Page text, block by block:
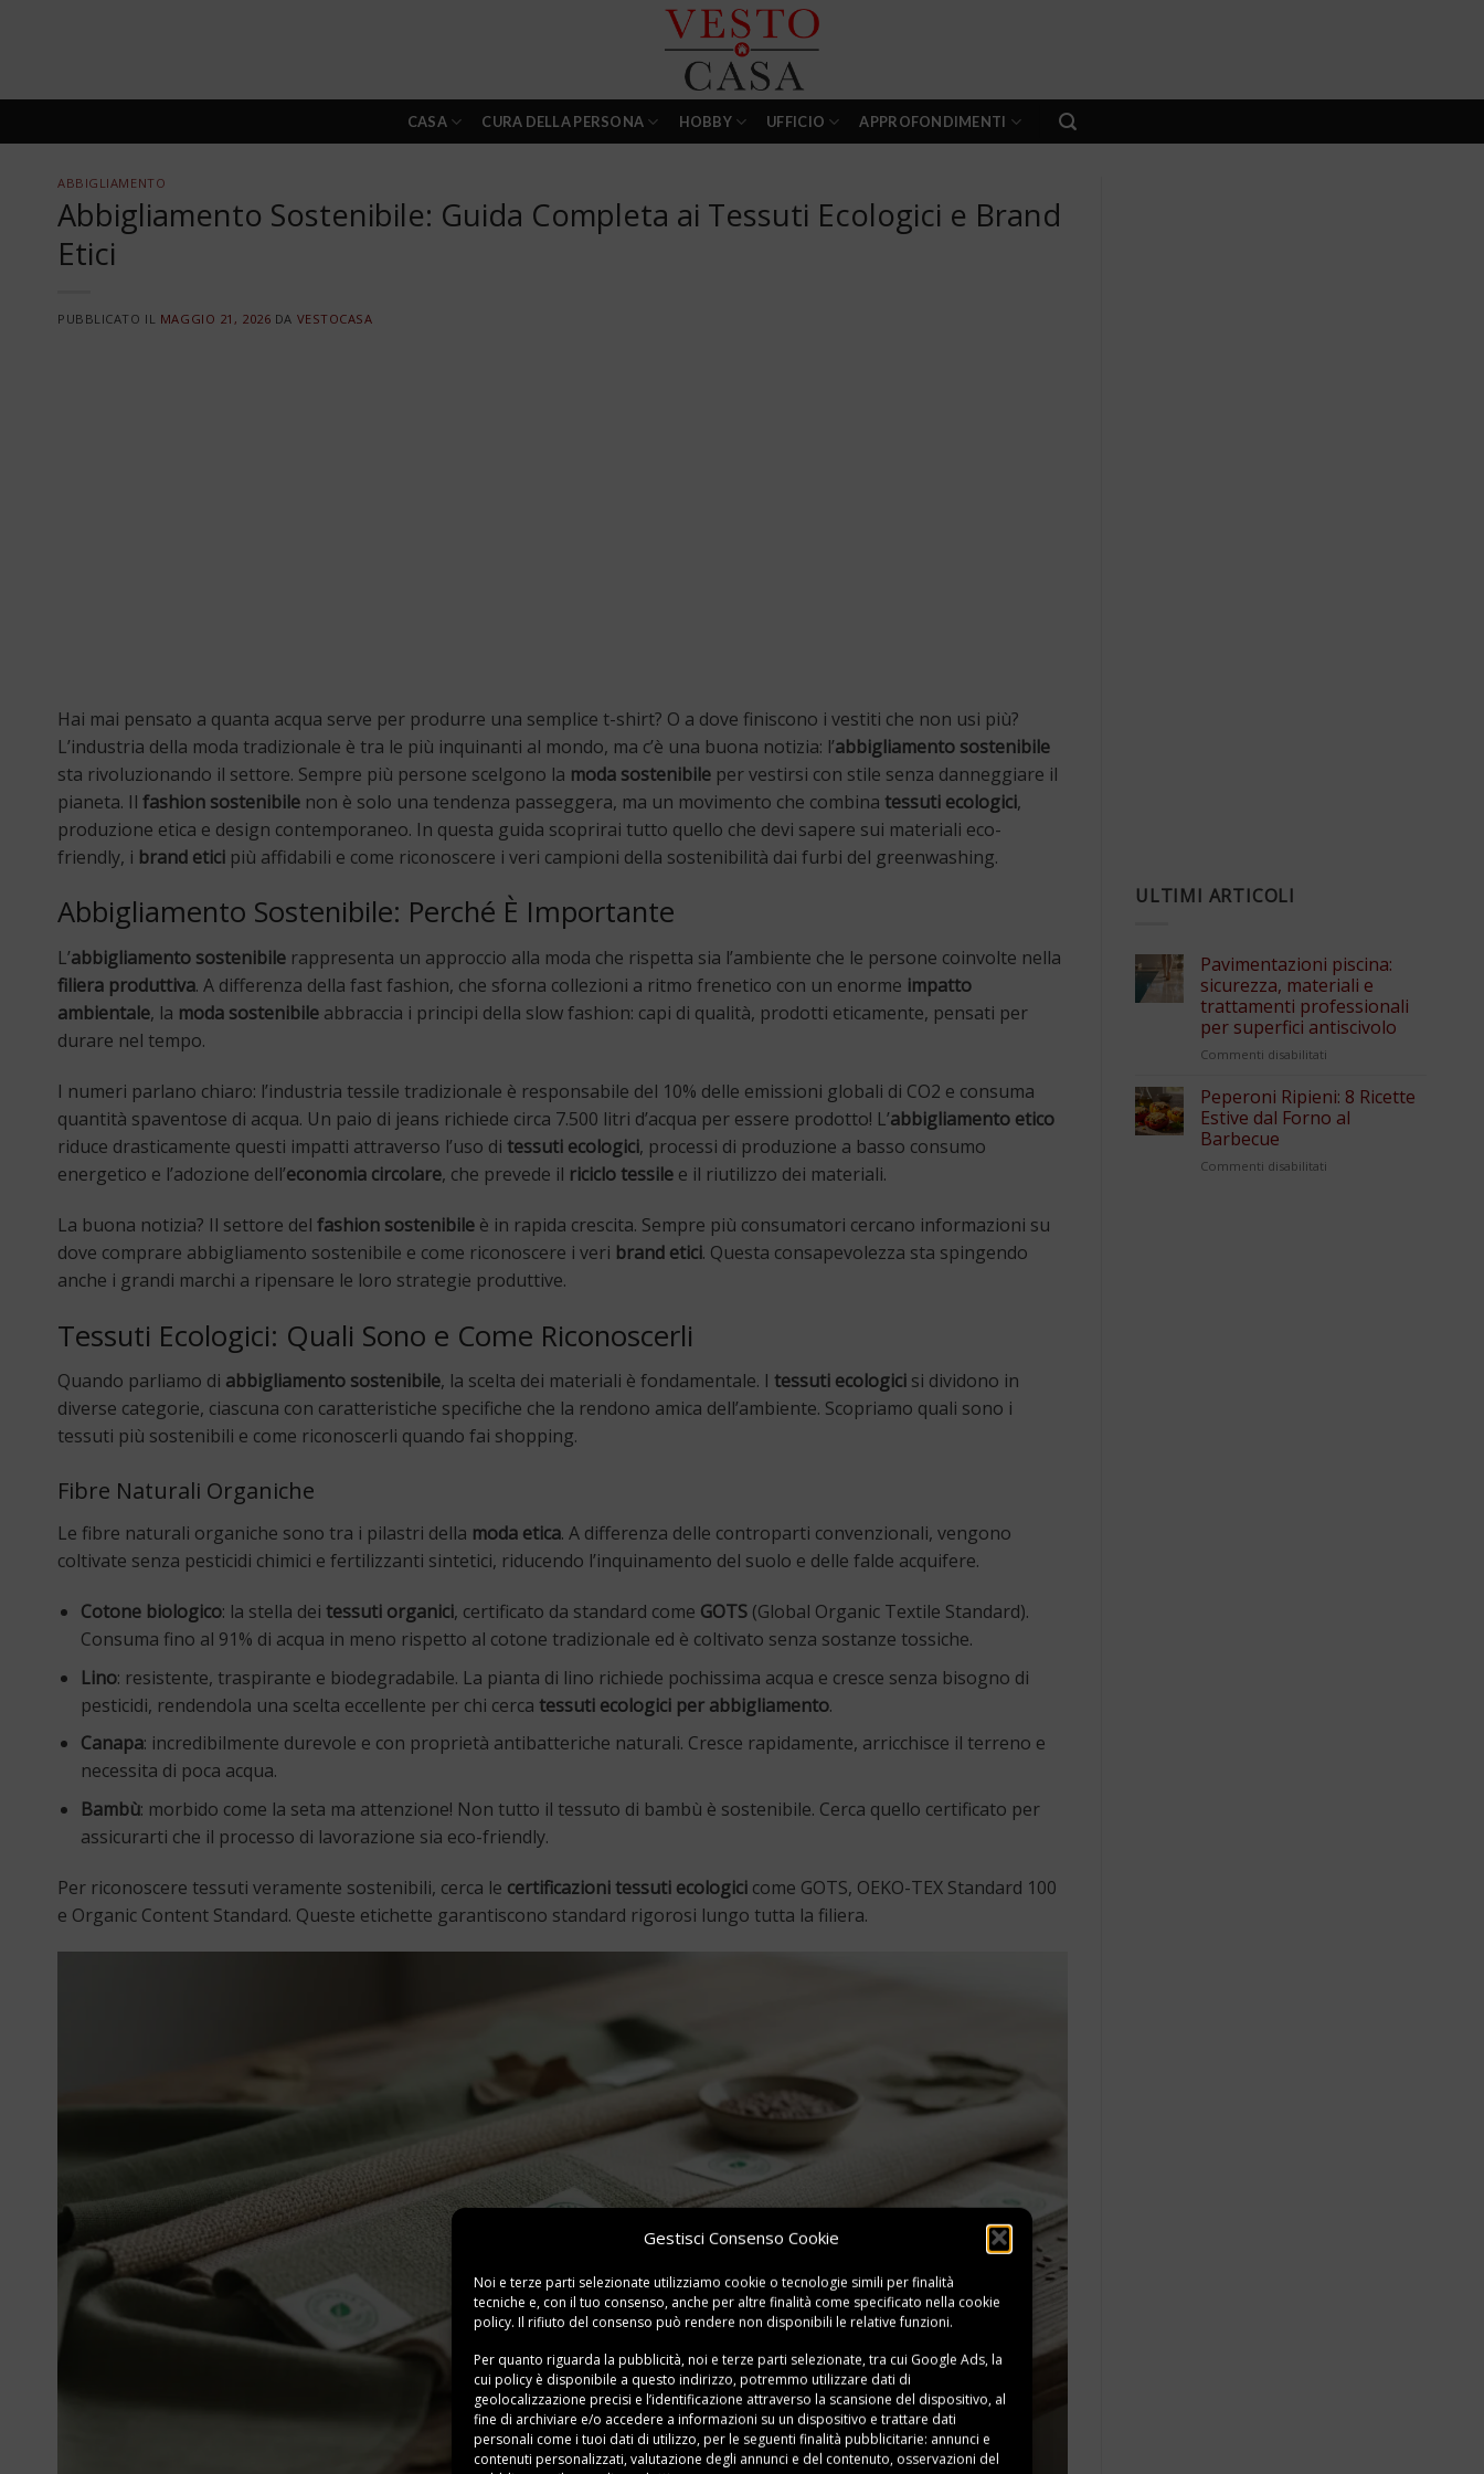
Gestisci Consenso Cookie
Noi e terze parti selezionate utilizziamo cookie o tecnologie simili per finalità
tecniche e, con il tuo consenso, anche per altre finalità come specificato nella cookie
policy. Il rifiuto del consenso può rendere non disponibili le relative funzioni.
Per quanto riguarda la pubblicità, noi e terze parti selezionate, tra cui Google Ads, la
cui policy è disponibile a questo indirizzo, potremmo utilizzare dati di
geolocalizzazione precisi e l’identificazione attraverso la scansione del dispositivo, al
fine di archiviare e/o accedere a informazioni su un dispositivo e trattare dati
personali come i tuoi dati di utilizzo, per le seguenti finalità pubblicitarie: annunci e
contenuti personalizzati, valutazione degli annunci e del contenuto, osservazioni del
CASA CURA DELLA PERSONA HOBBY UFFICIO APPROFONDIMENTI
ABBIGLIAMENTO
Abbigliamento Sostenibile: Guida Completa ai Tessuti Ecologici e Brand
Etici
PUBBLICATO IL MAGGIO 21, 2026 DA VESTOCASA
Hai mai pensato a quanta acqua serve per produrre una semplice t-shirt? O a dove finiscono i vestiti che non usi più?
L’industria della moda tradizionale è tra le più inquinanti al mondo, ma c’è una buona notizia: l’abbigliamento sostenibile
sta rivoluzionando il settore. Sempre più persone scelgono la moda sostenibile per vestirsi con stile senza danneggiare il
pianeta. Il fashion sostenibile non è solo una tendenza passeggera, ma un movimento che combina tessuti ecologici,
produzione etica e design contemporaneo. In questa guida scoprirai tutto quello che devi sapere sui materiali eco-
friendly, i brand etici più affidabili e come riconoscere i veri campioni della sostenibilità dai furbi del greenwashing.
Abbigliamento Sostenibile: Perché È Importante
L’abbigliamento sostenibile rappresenta un approccio alla moda che rispetta sia l’ambiente che le persone coinvolte nella
filiera produttiva. A differenza della fast fashion, che sforna collezioni a ritmo frenetico con un enorme impatto
ambientale, la moda sostenibile abbraccia i principi della slow fashion: capi di qualità, prodotti eticamente, pensati per
durare nel tempo.
I numeri parlano chiaro: l’industria tessile tradizionale è responsabile del 10% delle emissioni globali di CO2 e consuma
quantità spaventose di acqua. Un paio di jeans richiede circa 7.500 litri d’acqua per essere prodotto! L’abbigliamento etico
riduce drasticamente questi impatti attraverso l’uso di tessuti ecologici, processi di produzione a basso consumo
energetico e l’adozione dell’economia circolare, che prevede il riciclo tessile e il riutilizzo dei materiali.
La buona notizia? Il settore del fashion sostenibile è in rapida crescita. Sempre più consumatori cercano informazioni su
dove comprare abbigliamento sostenibile e come riconoscere i veri brand etici. Questa consapevolezza sta spingendo
anche i grandi marchi a ripensare le loro strategie produttive.
Tessuti Ecologici: Quali Sono e Come Riconoscerli
Quando parliamo di abbigliamento sostenibile, la scelta dei materiali è fondamentale. I tessuti ecologici si dividono in
diverse categorie, ciascuna con caratteristiche specifiche che la rendono amica dell’ambiente. Scopriamo quali sono i
tessuti più sostenibili e come riconoscerli quando fai shopping.
Fibre Naturali Organiche
Le fibre naturali organiche sono tra i pilastri della moda etica. A differenza delle controparti convenzionali, vengono
coltivate senza pesticidi chimici e fertilizzanti sintetici, riducendo l’inquinamento del suolo e delle falde acquifere.
Cotone biologico: la stella dei tessuti organici, certificato da standard come GOTS(Global Organic Textile Standard).
Consuma fino al 91% di acqua in meno rispetto al cotone tradizionale ed è coltivato senza sostanze tossiche.
Lino: resistente, traspirante e biodegradabile. La pianta di lino richiede pochissima acqua e cresce senza bisogno di
pesticidi, rendendola una scelta eccellente per chi cerca tessuti ecologici per abbigliamento.
Canapa: incredibilmente durevole e con proprietà antibatteriche naturali. Cresce rapidamente, arricchisce il terreno e
necessita di poca acqua.
Bambù: morbido come la seta ma attenzione! Non tutto il tessuto di bambù è sostenibile. Cerca quello certificato per
assicurarti che il processo di lavorazione sia eco-friendly.
Per riconoscere tessuti veramente sostenibili, cerca le certificazioni tessuti ecologici come GOTS, OEKO-TEX Standard 100
e Organic Content Standard. Queste etichette garantiscono standard rigorosi lungo tutta la filiera.
ULTIMI ARTICOLI
Pavimentazioni piscina:
sicurezza, materiali e
trattamenti professionali
per superfici antiscivolo
Commenti disabilitati
piscina:
sicurezza,
materiali
Peperoni Ripieni: 8 Ricette
Estive dal Forno al
Barbecue
Commenti disabilitati